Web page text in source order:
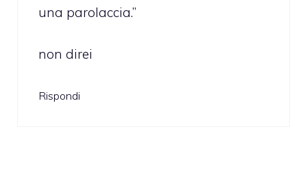
una parolaccia.”
non direi
Rispondi